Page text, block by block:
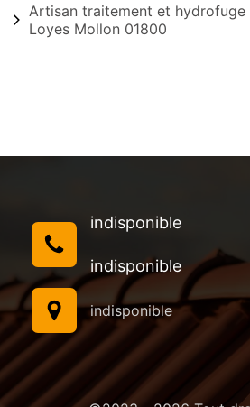
Artisan traitement et
Loyes Mollon 01800
indisponible
indisponible
indisponible